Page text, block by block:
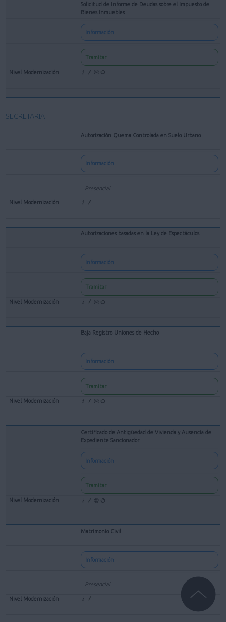
Solicitud de Informe de Deudas sobre el Impuesto de
Bienes Inmuebles
Información
Tramitar
SECRETARIA
Autorización Quema Controlada en Suelo Urbano
Información
Presencial
Autorizaciones basadas en la Ley de Espectáculos
Información
Tramitar
Baja Registro Uniones de Hecho
Información
Tramitar
Certificado de Antigüedad de Vivienda y Ausencia de
Expediente Sancionador
Información
Tramitar
Matrimonio Civil
Información
Presencial